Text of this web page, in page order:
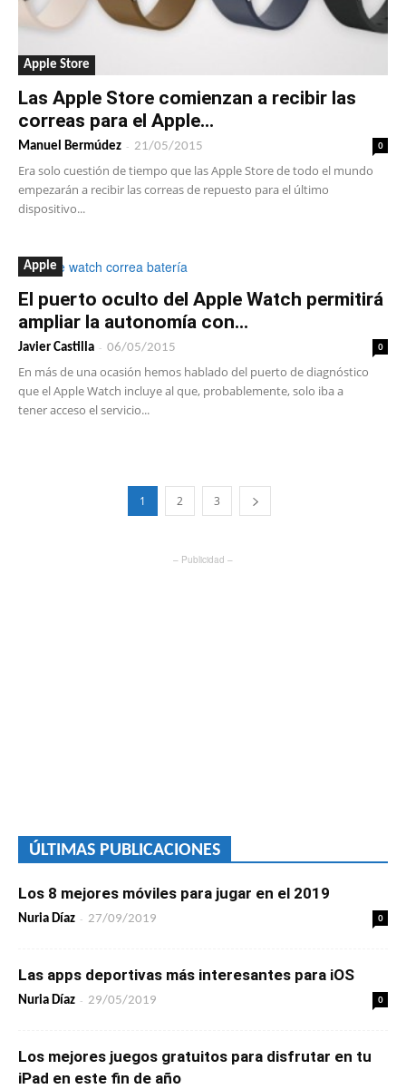
Apple Store
Las Apple Store comienzan a recibir las
correas para el Apple...
Manuel Bermúdez - 21/05/2015 0
Era solo cuestión de tiempo que las Apple Store de todo el mundo
empezarán a recibir las correas de repuesto para el último
dispositivo...
Apple
El puerto oculto del Apple Watch permitirá
ampliar la autonomía con...
Javier Castilla - 06/05/2015 0
En más de una ocasión hemos hablado del puerto de diagnóstico
que el Apple Watch incluye al que, probablemente, solo iba a
tener acceso el servicio...
1 2 3
– Publicidad –
ÚLTIMAS PUBLICACIONES
Los 8 mejores móviles para jugar en el 2019
Nuria Díaz - 27/09/2019 0
Las apps deportivas más interesantes para iOS
Nuria Díaz - 29/05/2019 0
Los mejores juegos gratuitos para disfrutar en tu
iPad en este fin de año